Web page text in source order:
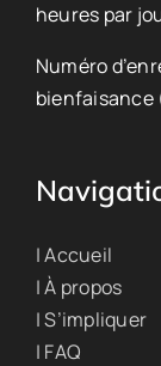
heures par
Numéro
bienfaisance
| Accueil
| À propos
| S’impliquer
| FAQ